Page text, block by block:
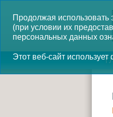
Продолжая использовать
(при условии их
персональных данных
Этот веб-сайт